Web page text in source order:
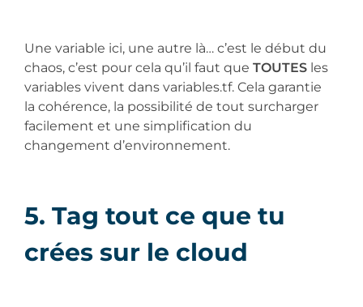
Une variable ici, une autre là… c’est le début du
chaos, c’est pour cela qu’il faut que TOUTES les
variables vivent dans variables.tf. Cela garantie
la cohérence, la possibilité de tout surcharger
facilement et une simplification du
changement d’environnement.
5. Tag tout ce que tu
crées sur le cloud